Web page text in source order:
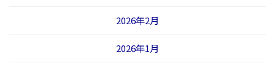
2026年2月
2026年1月